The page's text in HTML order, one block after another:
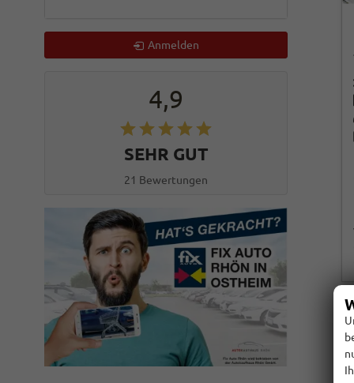
Anmelden
4,9
SEHR GUT
21 Bewertungen